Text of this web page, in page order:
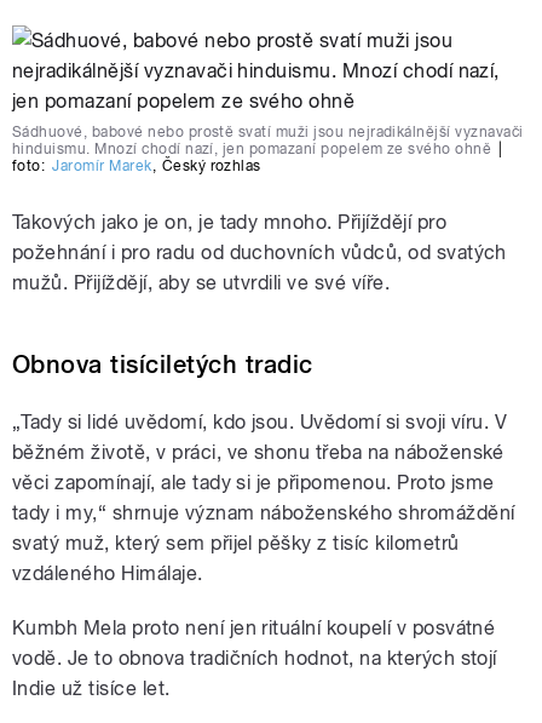
Sádhuové, babové nebo prostě svatí muži jsou nejradikálnější vyznavači
hinduismu. Mnozí chodí nazí, jen pomazaní popelem ze svého ohně
foto: Jaromír Marek, Český rozhlas
Takových jako je on, je tady mnoho. Přijíždějí pro
požehnání i pro radu od duchovních vůdců, od svatých
mužů. Přijíždějí, aby se utvrdili ve své víře.
Obnova tisíciletých tradic
„Tady si lidé uvědomí, kdo jsou. Uvědomí si svoji víru. V
běžném životě, v práci, ve shonu třeba na náboženské
věci zapomínají, ale tady si je připomenou. Proto jsme
tady i my,“ shrnuje význam náboženského shromáždění
svatý muž, který sem přijel pěšky z tisíc kilometrů
vzdáleného Himálaje.
Kumbh Mela proto není jen rituální koupelí v posvátné
vodě. Je to obnova tradičních hodnot, na kterých stojí
Indie už tisíce let.